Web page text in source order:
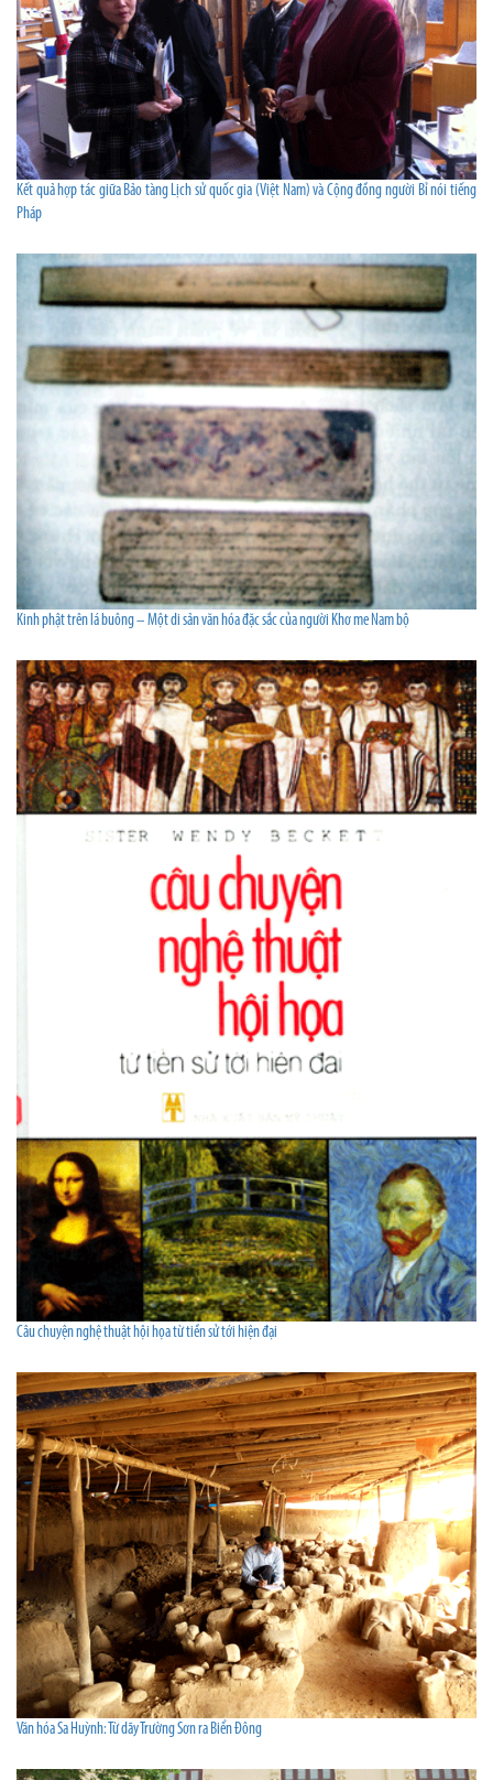
Kết quả hợp tác giữa Bảo tàng Lịch sử quốc gia (Việt Nam) và Cộng đồng người Bỉ nói tiếng
Pháp
Kinh phật trên lá buông – Một di sản văn hóa đặc sắc của người Khơ me Nam bộ
Câu chuyện nghệ thuật hội họa từ tiền sử tới hiện đại
Văn hóa Sa Huỳnh: Từ dãy Trường Sơn ra Biển Đông